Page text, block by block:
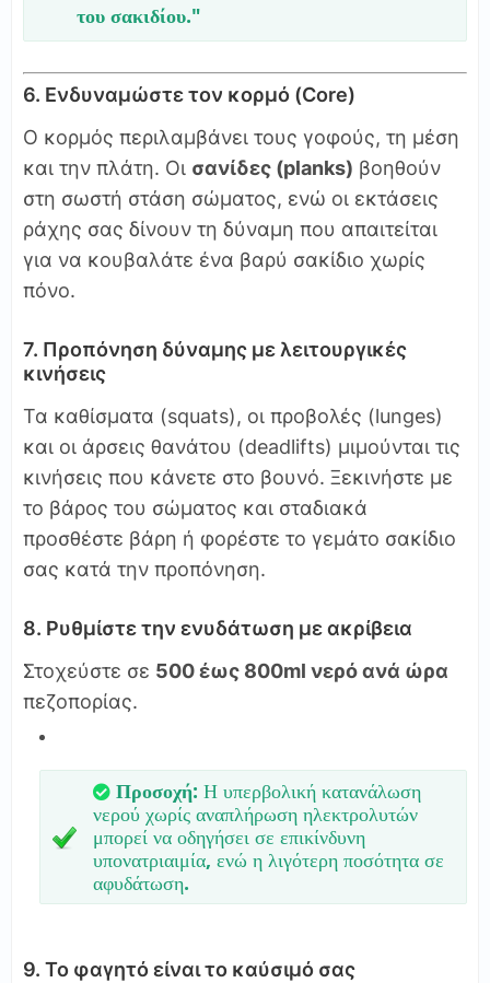
του σακιδίου."
6. Ενδυναμώστε τον κορμό (Core)
Ο κορμός περιλαμβάνει τους γοφούς, τη μέση
και την πλάτη. Οι σανίδες (planks) βοηθούν
στη σωστή στάση σώματος, ενώ οι εκτάσεις
ράχης σας δίνουν τη δύναμη που απαιτείται
για να κουβαλάτε ένα βαρύ σακίδιο χωρίς
πόνο.
7. Προπόνηση δύναμης με λειτουργικές
κινήσεις
Τα καθίσματα (squats), οι προβολές (lunges)
και οι άρσεις θανάτου (deadlifts) μιμούνται τις
κινήσεις που κάνετε στο βουνό. Ξεκινήστε με
το βάρος του σώματος και σταδιακά
προσθέστε βάρη ή φορέστε το γεμάτο σακίδιο
σας κατά την προπόνηση.
8. Ρυθμίστε την ενυδάτωση με ακρίβεια
Στοχεύστε σε 500 έως 800ml νερό ανά ώρα
πεζοπορίας.
Προσοχή: Η υπερβολική κατανάλωση
νερού χωρίς αναπλήρωση ηλεκτρολυτών
μπορεί να οδηγήσει σε επικίνδυνη
υπονατριαιμία, ενώ η λιγότερη ποσότητα σε
αφυδάτωση.
9. Το φαγητό είναι το καύσιμό σας